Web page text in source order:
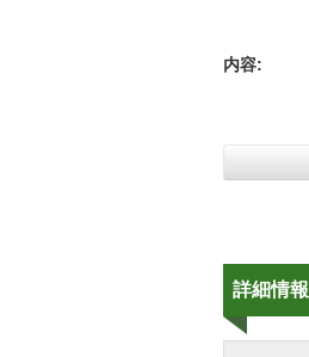
内容:
詳細情報